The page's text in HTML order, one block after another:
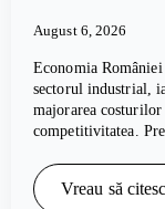
August 6, 2026
Economia
sectorul industrial,
majorarea costurilor
competitivitatea.
Vreau să citesc